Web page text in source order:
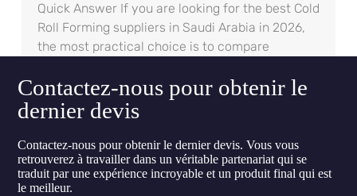
Quick Answer If you are looking for the best Cold
Roll Forming suppliers in Saudi Arabia in 2026,
the most practical choice is to compare
Contactez-nous pour obtenir le
dernier devis
Contactez-nous pour obtenir le dernier devis. Vous vous
retrouverez à travailler dans un véritable partenariat qui se
traduit par une expérience incroyable et un produit final qui est
le meilleur.